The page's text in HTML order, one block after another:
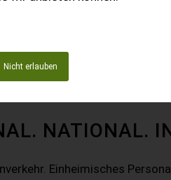
Nicht erlauben
NATIONAL.
Einheimisches